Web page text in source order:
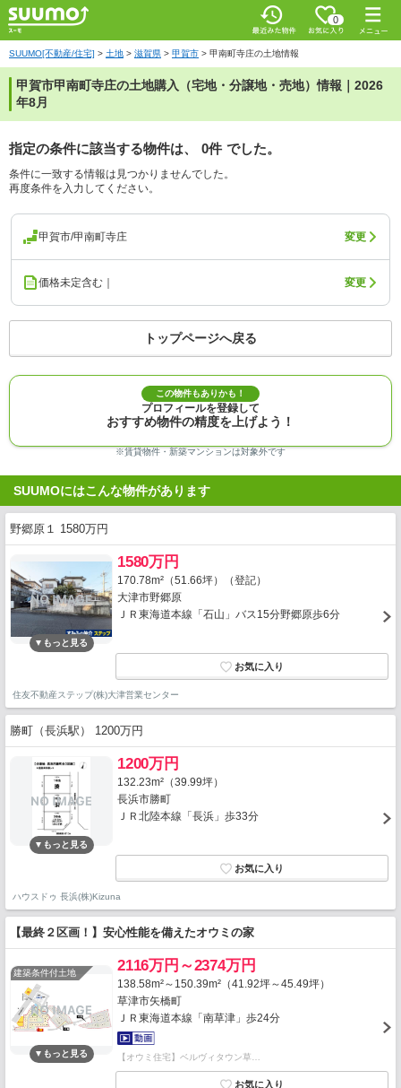
0
SUUMO[不動産/住宅] > 土地 > 滋賀県 > 甲賀市 > 甲南町寺庄の土地情報
甲賀市甲南町寺庄の土地購入（宅地・分譲地・売地）情報｜2026
年8月
指定の条件に該当する物件は、 0件 でした。
条件に一致する情報は見つかりませんでした。
再度条件を入力してください。
甲賀市/甲南町寺庄 変更
価格未定含む｜ 変更
トップページへ戻る
この物件もありかも！
プロフィールを登録して
おすすめ物件の精度を上げよう！
※賃貸物件・新築マンションは対象外です
SUUMOにはこんな物件があります
野郷原１ 1580万円
1580万円
170.78m²（51.66坪）（登記）
大津市野郷原
ＪＲ東海道本線「石山」バス15分野郷原歩6分
住友不動産ステップ(株)大津営業センター
勝町（長浜駅） 1200万円
1200万円
132.23m²（39.99坪）
長浜市勝町
ＪＲ北陸本線「長浜」歩33分
ハウスドゥ 長浜(株)Kizuna
【最終２区画！】安心性能を備えたオウミの家
建築条件付土地 2116万円～2374万円
138.58m²～150.39m²（41.92坪～45.49坪）
草津市矢橋町
ＪＲ東海道本線「南草津」歩24分
【オウミ住宅】ベルヴィタウン草…